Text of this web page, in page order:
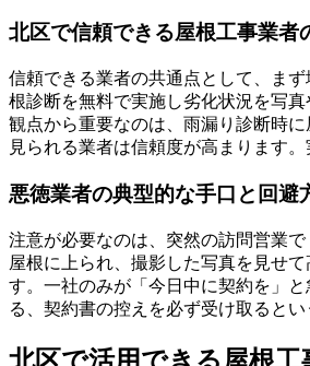
北区で信頼できる屋根工事業者
信頼できる業者の共通点として、ま
根診断を無料で実施し劣化状況を写
観点から重要なのは、雨漏り診断時
見られる業者は信頼度が高まります。
悪徳業者の典型的な手口と回避
注意が必要なのは、突然の訪問営業
屋根に上られ、撮影した写真を見せ
す。一社のみが「今日中に契約を」
る、契約書の控えを必ず受け取ると
北区で活用できる屋根